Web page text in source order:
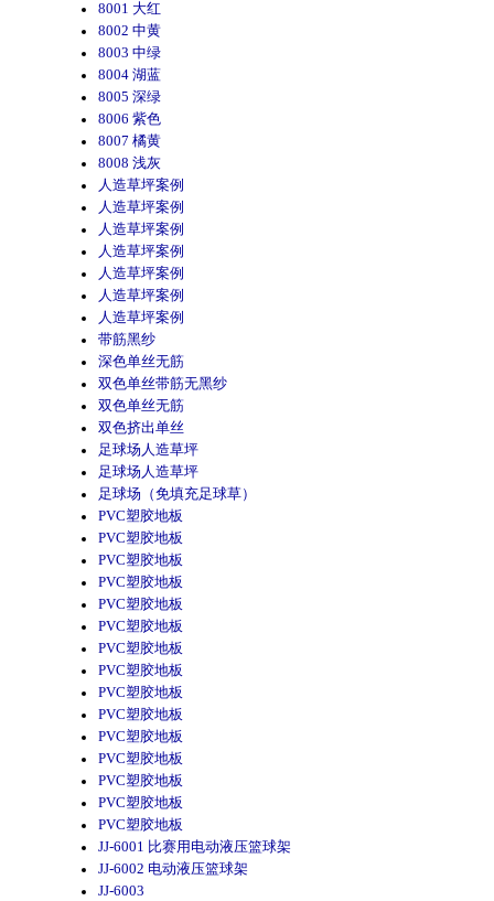
8001 大红
8002 中黄
8003 中绿
8004 湖蓝
8005 深绿
8006 紫色
8007 橘黄
8008 浅灰
人造草坪案例
人造草坪案例
人造草坪案例
人造草坪案例
人造草坪案例
人造草坪案例
人造草坪案例
带筋黑纱
深色单丝无筋
双色单丝带筋无黑纱
双色单丝无筋
双色挤出单丝
足球场人造草坪
足球场人造草坪
足球场（免填充足球草）
PVC塑胶地板
PVC塑胶地板
PVC塑胶地板
PVC塑胶地板
PVC塑胶地板
PVC塑胶地板
PVC塑胶地板
PVC塑胶地板
PVC塑胶地板
PVC塑胶地板
PVC塑胶地板
PVC塑胶地板
PVC塑胶地板
PVC塑胶地板
PVC塑胶地板
JJ-6001 比赛用电动液压篮球架
JJ-6002 电动液压篮球架
JJ-6003